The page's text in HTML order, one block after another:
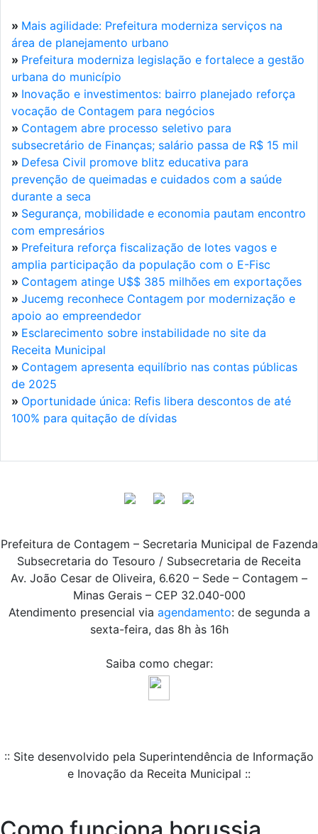
» Mais agilidade: Prefeitura moderniza serviços na
área de planejamento urbano
» Prefeitura moderniza legislação e fortalece a gestão
urbana do município
» Inovação e investimentos: bairro planejado reforça
vocação de Contagem para negócios
» Contagem abre processo seletivo para
subsecretário de Finanças; salário passa de R$ 15 mil
» Defesa Civil promove blitz educativa para
prevenção de queimadas e cuidados com a saúde
durante a seca
» Segurança, mobilidade e economia pautam encontro
com empresários
» Prefeitura reforça fiscalização de lotes vagos e
amplia participação da população com o E-Fisc
» Contagem atinge U$$ 385 milhões em exportações
» Jucemg reconhece Contagem por modernização e
apoio ao empreendedor
» Esclarecimento sobre instabilidade no site da
Receita Municipal
» Contagem apresenta equilíbrio nas contas públicas
de 2025
» Oportunidade única: Refis libera descontos de até
100% para quitação de dívidas
Prefeitura de Contagem – Secretaria Municipal de Fazenda
Subsecretaria do Tesouro / Subsecretaria de Receita
Av. João Cesar de Oliveira, 6.620 – Sede – Contagem –
Minas Gerais – CEP 32.040-000
Atendimento presencial via agendamento: de segunda a
sexta-feira, das 8h às 16h
Saiba como chegar:
:: Site desenvolvido pela Superintendência de Informação
e Inovação da Receita Municipal ::